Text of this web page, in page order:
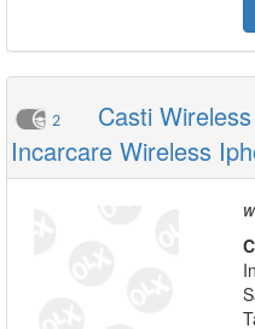
2
Casti
Incarcare Wireless